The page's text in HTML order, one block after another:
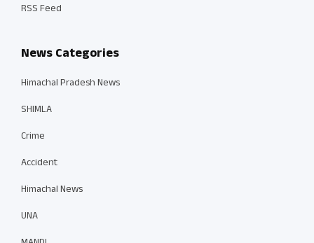
RSS Feed
News Categories
Himachal Pradesh News
SHIMLA
Crime
Accident
Himachal News
UNA